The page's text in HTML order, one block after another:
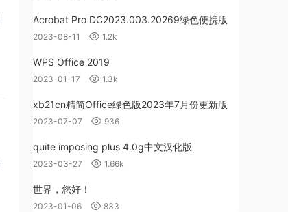
Acrobat Pro DC2023.003.20269绿色便携版
2023-08-11 1.2k
WPS Office 2019
2023-01-17 1.3k
xb21cn精简Office绿色版2023年7月份更新版
2023-07-07 936
quite imposing plus 4.0g中文汉化版
2023-03-27 1.66k
世界，您好！
2023-01-06 833